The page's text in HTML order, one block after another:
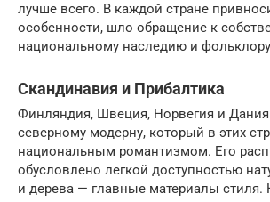
лучше всего. В каждой стране
особенности, шло обращение к
национальному наследию и
Скандинавия и Прибалтика
Финляндия, Швеция, Норвегия и Дания
северному модерну, который в этих
национальным романтизмом. Его
обусловлено легкой доступностью
и дерева — главные материалы стиля.